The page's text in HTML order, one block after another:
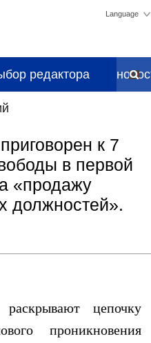
Language
редактора
к 7
в первой
«продажу
должностей».
цепочку
проникновения